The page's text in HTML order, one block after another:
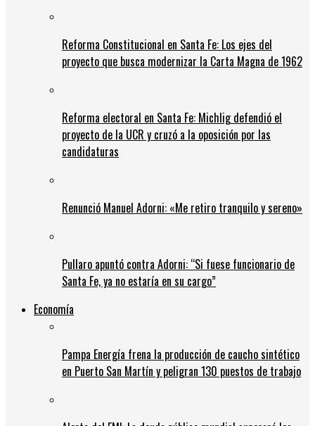
Reforma Constitucional en Santa Fe: Los ejes del
proyecto que busca modernizar la Carta Magna de 1962
Reforma electoral en Santa Fe: Michlig defendió el
proyecto de la UCR y cruzó a la oposición por las
candidaturas
Renunció Manuel Adorni: «Me retiro tranquilo y sereno»
Pullaro apuntó contra Adorni: “Si fuese funcionario de
Santa Fe, ya no estaría en su cargo”
Economía
Pampa Energía frena la producción de caucho sintético
en Puerto San Martín y peligran 130 puestos de trabajo